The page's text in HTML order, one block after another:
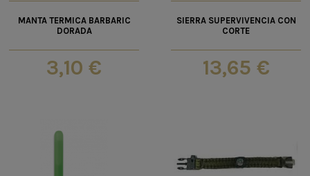
MANTA TERMICA BARBARIC
DORADA
3,10 €
SIERRA SUPERVIVENCIA CON
CORTE
13,65 €